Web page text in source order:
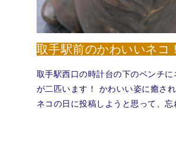
取手駅前のかわいいネコ！
取手駅西口の時計台の下のベンチに
が二匹います！ かわいい姿に癒さ
ネコの日に投稿しようと思って、忘